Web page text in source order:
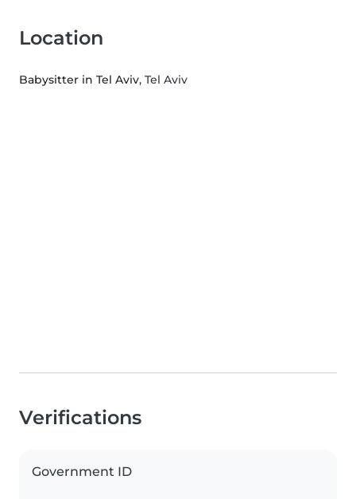
Location
Babysitter in Tel Aviv, Tel Aviv
Verifications
Government ID